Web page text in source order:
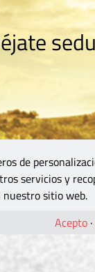
de
servicios y
sitio web.
Acepto ·